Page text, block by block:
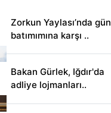
Zorkun Yaylası’nda gün
batımımına karşı ..
Bakan Gürlek, Iğdır'da
adliye lojmanları..